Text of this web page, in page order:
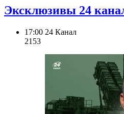
Эксклюзивы 24
17:00 24 Канал
2153